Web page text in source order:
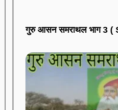
गुरु आसन समराथल भाग 3